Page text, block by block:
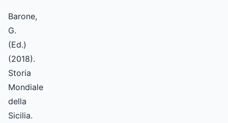
Barone,
G.
(Ed.)
(2018).
Storia
Mondiale
della
Sicilia.